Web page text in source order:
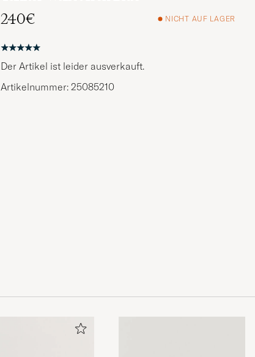
240€
NICHT AUF LAGER
Der Artikel ist leider ausverkauft.
Artikelnummer: 25085210